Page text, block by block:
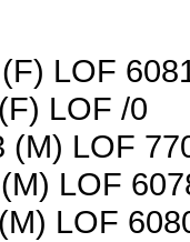
LOF
LOF /0
(M) LOF
LOF
LOF